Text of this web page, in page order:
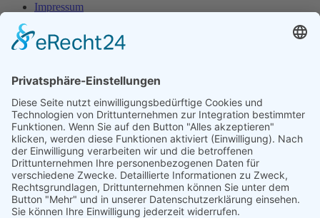
Impressum
Erster Bürgermeister Eresing
86922 Eresing
Telefon:+49(0)8193 - 5456
Email:klotz@vg-windach.de
Sprechzeiten Bürgermeister
Montag und Mittwoch17:00 Uhr - 18:30 Uhr
Freitag15:00 Uhr - 16:30 Uhr